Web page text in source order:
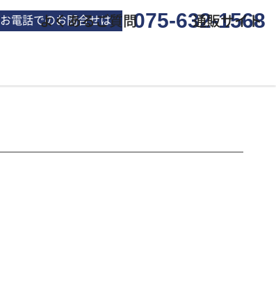
お電話でのお問合せは 075-632-1568
よくあるご質問 通販サイト